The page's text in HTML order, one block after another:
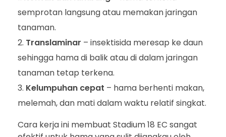
semprotan langsung atau memakan jaringan
tanaman.
Translaminar – insektisida meresap ke daun
sehingga hama di balik atau di dalam jaringan
tanaman tetap terkena.
Kelumpuhan cepat – hama berhenti makan,
melemah, dan mati dalam waktu relatif singkat.
Cara kerja ini membuat Stadium 18 EC sangat